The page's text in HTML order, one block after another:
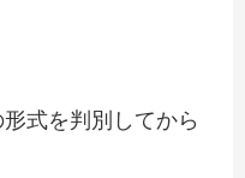
式を判別してから